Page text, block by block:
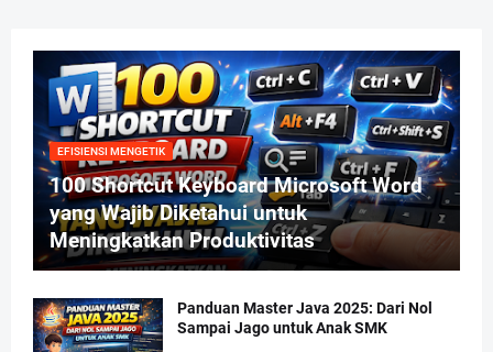
EFISIENSI MENGETIK
100 Shortcut Keyboard Microsoft Word
yang Wajib Diketahui untuk
Meningkatkan Produktivitas
Panduan Master Java 2025: Dari Nol
Sampai Jago untuk Anak SMK